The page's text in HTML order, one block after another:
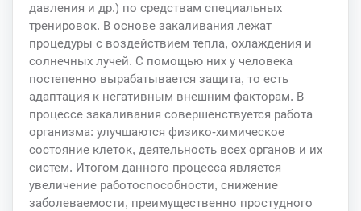
давления и др.) по средствам специальных
тренировок. В основе закаливания лежат
процедуры с воздействием тепла, охлаждения и
солнечных лучей. С помощью них у человека
постепенно вырабатывается защита, то есть
адаптация к негативным внешним факторам. В
процессе закаливания совершенствуется работа
организма: улучшаются физико-химическое
состояние клеток, деятельность всех органов и их
систем. Итогом данного процесса является
увеличение работоспособности, снижение
заболеваемости, преимущественно простудного